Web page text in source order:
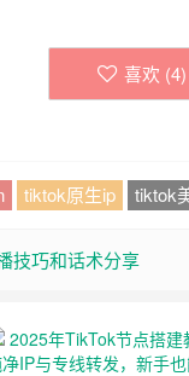
喜欢 (4)
tiktok原生ip tiktok
技巧和话术分享